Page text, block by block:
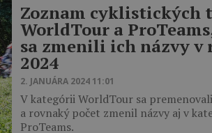
Zoznam cyklistických
WorldTour a
sa zmenili ich názvy v
2024
2. JANUÁRA 2024 11:01
V kategórii WorldTour sa
a rovnaký počet zmenil názvy aj v
ProTeams.